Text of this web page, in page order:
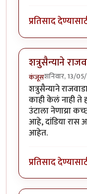
प्रतिसाद
शत्रुसैन्याने
कंजूसशनिवार, 13/
शत्रुसैन्याने
काही केलं नाही ते
उंटाला नेणाय्रा
आहे, दांडिया रास
आहेत.
प्रतिसाद